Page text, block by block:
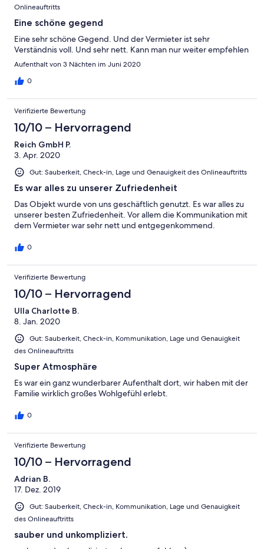
Onlineauftritts
Eine schöne gegend
Eine sehr schöne Gegend. Und der Vermieter ist sehr
Verständnis voll. Und sehr nett. Kann man nur weiter empfehlen
Aufenthalt von 3 Nächten im Juni 2020
0
Verifizierte Bewertung
10/10 – Hervorragend
Reich GmbH P.
3. Apr. 2020
Gut: Sauberkeit, Check-in, Lage und Genauigkeit des Onlineauftritts
Es war alles zu unserer Zufriedenheit
Das Objekt wurde von uns geschäftlich genutzt. Es war alles zu
unserer besten Zufriedenheit. Vor allem die Kommunikation mit
dem Vermieter war sehr nett und entgegenkommend.
0
Verifizierte Bewertung
10/10 – Hervorragend
Ulla Charlotte B.
8. Jan. 2020
Gut: Sauberkeit, Check-in, Kommunikation, Lage und Genauigkeit
des Onlineauftritts
Super Atmosphäre
Es war ein ganz wunderbarer Aufenthalt dort, wir haben mit der
Familie wirklich großes Wohlgefühl erlebt.
0
Verifizierte Bewertung
10/10 – Hervorragend
Adrian B.
17. Dez. 2019
Gut: Sauberkeit, Check-in, Kommunikation, Lage und Genauigkeit
des Onlineauftritts
sauber und unkompliziert.